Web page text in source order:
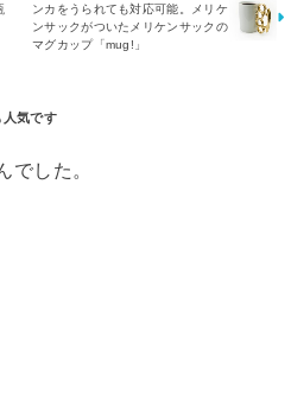
ンカをうられても対応可能。メリケ
ンサックがついたメリケンサックの
マグカップ「mug!」
でした。